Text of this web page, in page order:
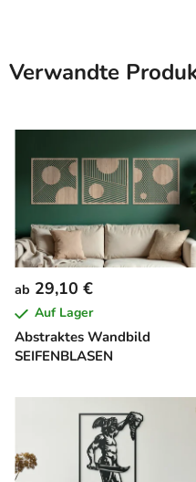
Verwandte
Abstraktes Wandbild
SEIFENBLASEN
ab 29,10 €
Auf Lager